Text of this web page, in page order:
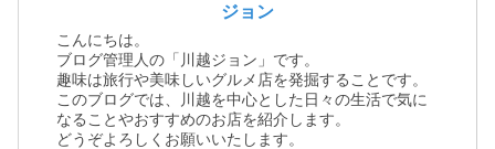
ジョン
こんにちは。
ブログ管理人の「川越ジョン」です。
趣味は旅行や美味しいグルメ店を発掘することです。
このブログでは、川越を中心とした日々の生活で気に
なることやおすすめのお店を紹介します。
どうぞよろしくお願いいたします。